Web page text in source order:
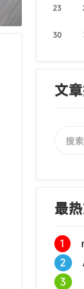
23
30
文
最
1
2
3